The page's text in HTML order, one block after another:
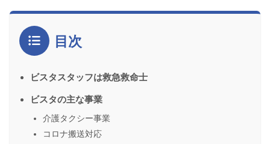
目次
ビスタスタッフは救急救命士
ビスタの主な事業
介護タクシー事業
コロナ搬送対応